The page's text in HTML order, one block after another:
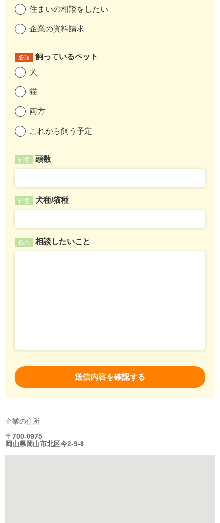
住まいの相談をしたい
企業の資料請求
必須
飼っているペット
犬
猫
両方
これから飼う予定
任意 頭数
任意 犬種/猫種
任意 相談したいこと
企業の住所
〒700-0975
岡山県岡山市北区今2-9-8